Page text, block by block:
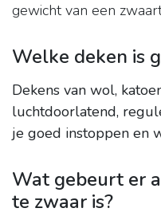
gewicht van een
Welke deken is
Dekens van wol,
luchtdoorlatend,
je goed instoppen en
Wat gebeurt er
te zwaar is?